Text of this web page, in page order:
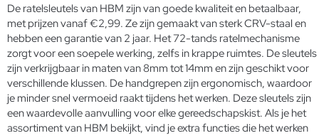
De ratelsleutels van HBM zijn van goede kwaliteit en betaalbaar,
met prijzen vanaf €2,99. Ze zijn gemaakt van sterk CRV-staal en
hebben een garantie van 2 jaar. Het 72-tands ratelmechanisme
zorgt voor een soepele werking, zelfs in krappe ruimtes. De sleutels
zijn verkrijgbaar in maten van 8mm tot 14mm en zijn geschikt voor
verschillende klussen. De handgrepen zijn ergonomisch, waardoor
je minder snel vermoeid raakt tijdens het werken. Deze sleutels zijn
een waardevolle aanvulling voor elke gereedschapskist. Als je het
assortiment van HBM bekijkt, vind je extra functies die het werken